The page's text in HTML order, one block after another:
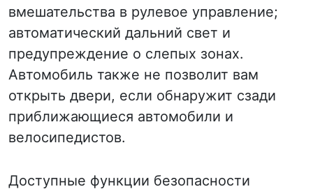
вмешательства в рулевое управление;
автоматический дальний свет и
предупреждение о слепых зонах.
Автомобиль также не позволит вам
открыть двери, если обнаружит сзади
приближающиеся автомобили и
велосипедистов.
Доступные функции безопасности